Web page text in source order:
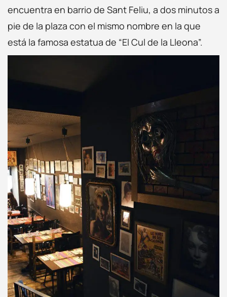
encuentra en barrio de Sant Feliu, a dos minutos a
pie de la plaza con el mismo nombre en la que
está la famosa estatua de “El Cul de la Lleona”.